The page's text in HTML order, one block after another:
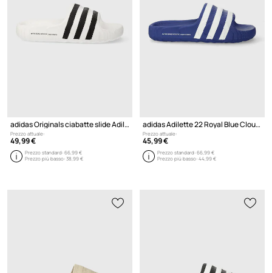
adidas Originals ciabatte slide Adilette 22
Prezzo attuale:
49,99 €
Prezzo standard:66,99 €
Prezzo più basso:38,99 €
adidas Adilette 22 Royal Blue Cloud White
Prezzo attuale:
45,99 €
Prezzo standard:66,99 €
Prezzo più basso:44,99 €